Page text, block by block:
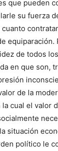
que pueden
su fuerza
equiparación.
de todos
en que son,
de la
cual el valor
situación
político le